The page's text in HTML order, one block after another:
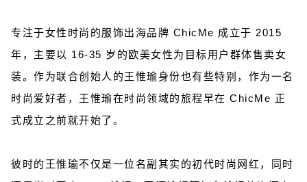
专注于女性时尚的服饰出海品牌 ChicMe 成立于 2015
年，主要以 16-35 岁的欧美女性为目标用户群体售卖女
装。作为联合创始人的王惟瑜身份也有些特别，作为一名
时尚爱好者，王惟瑜在时尚领域的旅程早在 ChicMe 正
式成立之前就开始了。
彼时的王惟瑜不仅是一位名副其实的初代时尚网红，同时